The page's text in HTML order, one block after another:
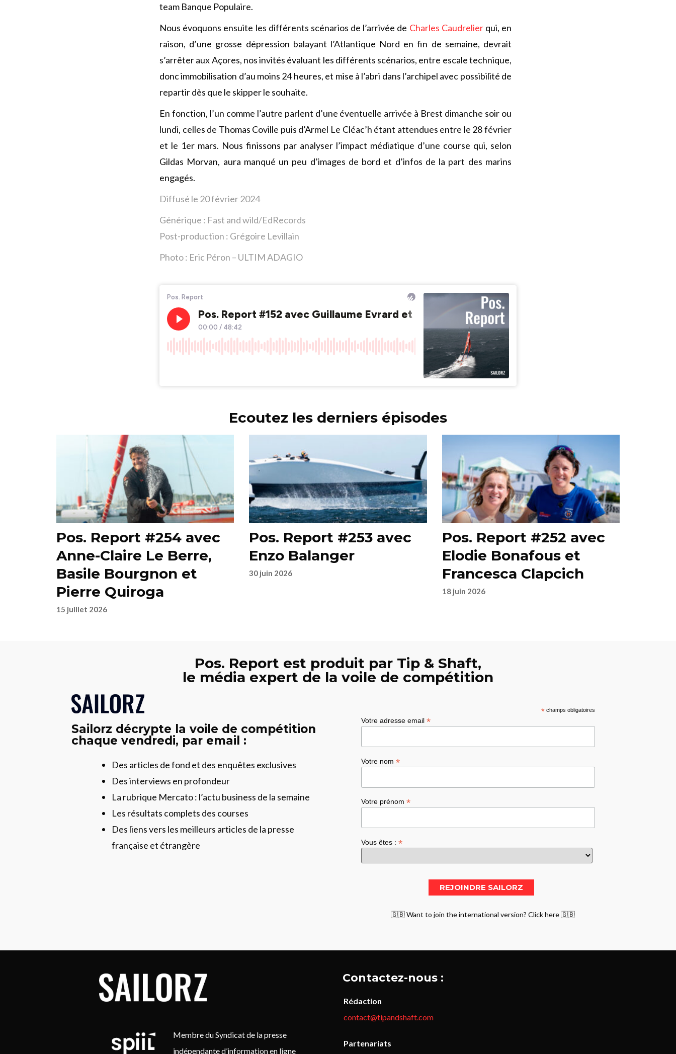
team Banque Populaire.
Nous évoquons ensuite les différents scénarios de l’arrivée de Charles Caudrelierqui, en
raison, d’une grosse dépression balayant l’Atlantique Nord en fin de semaine, devrait
s’arrêter aux Açores, nos invités évaluant les différents scénarios, entre escale technique,
donc immobilisation d’au moins 24 heures, et mise à l’abri dans l’archipel avec possibilité de
repartir dès que le skipper le souhaite.
En fonction, l’un comme l’autre parlent d’une éventuelle arrivée à Brest dimanche soir ou
lundi, celles de Thomas Coville puis d’Armel Le Cléac’h étant attendues entre le 28 février
et le 1er mars. Nous finissons par analyser l’impact médiatique d’une course qui, selon
Gildas Morvan, aura manqué un peu d’images de bord et d’infos de la part des marins
engagés.
Diffusé le 20 février 2024
Générique : Fast and wild/EdRecords
Post-production : Grégoire Levillain
Photo : Eric Péron – ULTIM ADAGIO
Ecoutez les derniers épisodes
Pos. Report #254 avec
Anne-Claire Le Berre,
Basile Bourgnon et
Pierre Quiroga
15 juillet 2026
Pos. Report #253 avec
Enzo Balanger
30 juin 2026
Pos. Report #252 avec
Elodie Bonafous et
Francesca Clapcich
18 juin 2026
Pos. Report est produit par Tip & Shaft,
le média expert de la voile de compétition
Sailorz décrypte la voile de compétition
chaque vendredi, par email :
Des articles de fond et des enquêtes exclusives
Des interviews en profondeur
La rubrique Mercato : l’actu business de la semaine
Les résultats complets des courses
Des liens vers les meilleurs articles de la presse
française et étrangère
*champs obligatoires
Votre adresse email *
Votre nom *
Votre prénom *
Vous êtes : *
🇬🇧 Want to join the international version? Click here 🇬🇧
Membre du Syndicat de la presse
indépendante d’information en ligne
Contactez-nous :
Rédaction
contact@tipandshaft.com
Partenariats